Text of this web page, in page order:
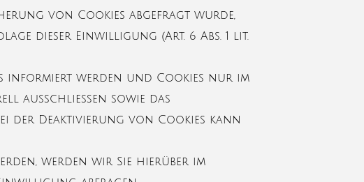
von Cookies abgefragt wurde,
dieser Einwilligung (Art. 6 Abs. 1 lit.
informiert werden und Cookies nur im
ausschließen sowie das
der Deaktivierung von Cookies kann
werden wir Sie hierüber im